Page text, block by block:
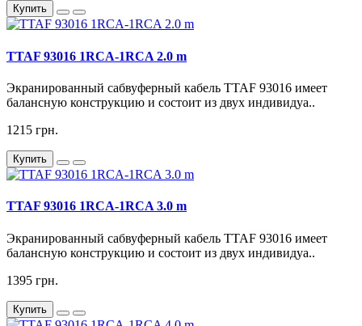
Купить
TTAF 93016 1RCA-1RCA 2.0 m
Экранированный сабвуферный кабель TTAF 93016 имеет
балансную конструкцию и состоит из двух индивидуа..
1215 грн.
Купить
TTAF 93016 1RCA-1RCA 3.0 m
Экранированный сабвуферный кабель TTAF 93016 имеет
балансную конструкцию и состоит из двух индивидуа..
1395 грн.
Купить